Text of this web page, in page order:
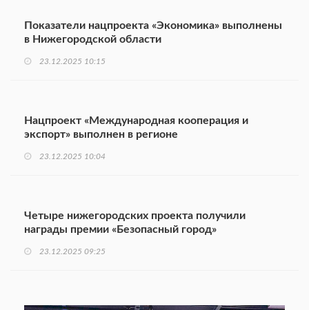
Показатели нацпроекта «Экономика» выполнены
в Нижегородской области
23.12.2025 10:15
Нацпроект «Международная кооперация и
экспорт» выполнен в регионе
23.12.2025 10:04
Четыре нижегородских проекта получили
награды премии «Безопасный город»
23.12.2025 09:25